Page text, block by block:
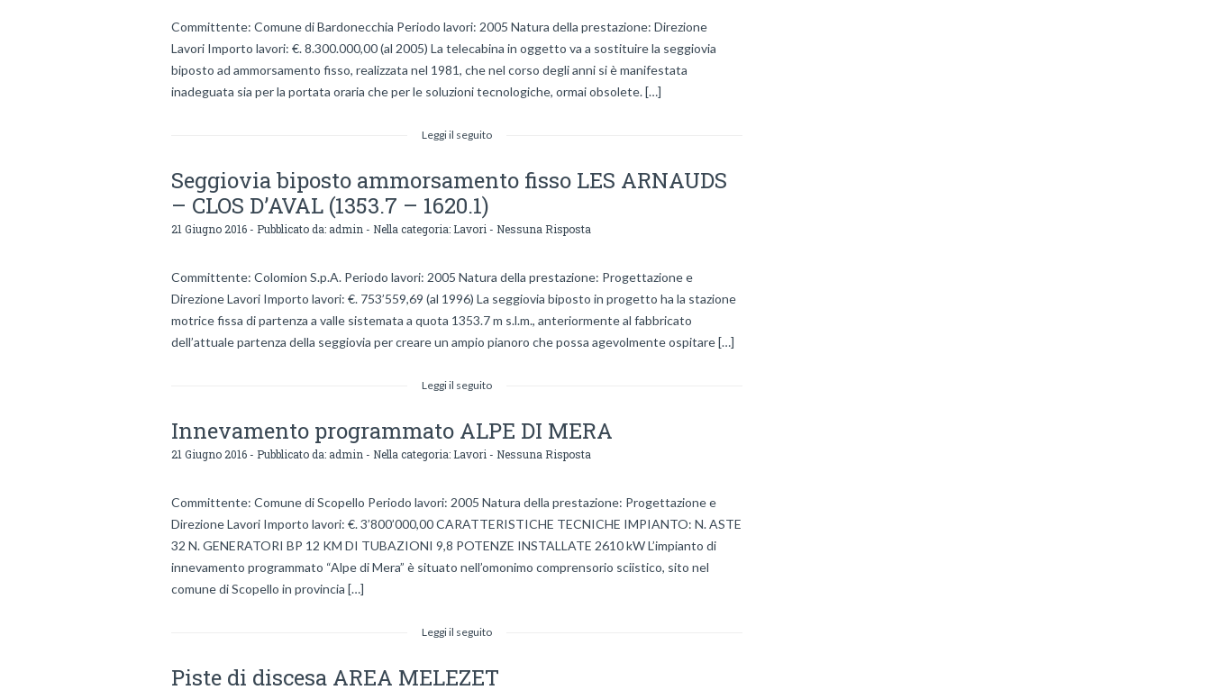
Committente: Comune di Bardonecchia Periodo lavori: 2005 Natura della prestazione: Direzione
Lavori Importo lavori: €. 8.300.000,00 (al 2005) La telecabina in oggetto va a sostituire la seggiovia
biposto ad ammorsamento fisso, realizzata nel 1981, che nel corso degli anni si è manifestata
inadeguata sia per la portata oraria che per le soluzioni tecnologiche, ormai obsolete. […]
Leggi il seguito
Seggiovia biposto ammorsamento fisso LES ARNAUDS
– CLOS D’AVAL (1353.7 – 1620.1)
21 Giugno 2016 - Pubblicato da: admin - Nella categoria: Lavori - Nessuna Risposta
Committente: Colomion S.p.A. Periodo lavori: 2005 Natura della prestazione: Progettazione e
Direzione Lavori Importo lavori: €. 753’559,69 (al 1996) La seggiovia biposto in progetto ha la stazione
motrice fissa di partenza a valle sistemata a quota 1353.7 m s.l.m., anteriormente al fabbricato
dell’attuale partenza della seggiovia per creare un ampio pianoro che possa agevolmente ospitare […]
Leggi il seguito
Innevamento programmato ALPE DI MERA
21 Giugno 2016 - Pubblicato da: admin - Nella categoria: Lavori - Nessuna Risposta
Committente: Comune di Scopello Periodo lavori: 2005 Natura della prestazione: Progettazione e
Direzione Lavori Importo lavori: €. 3’800’000,00 CARATTERISTICHE TECNICHE IMPIANTO: N. ASTE
32 N. GENERATORI BP 12 KM DI TUBAZIONI 9,8 POTENZE INSTALLATE 2610 kW L’impianto di
innevamento programmato “Alpe di Mera” è situato nell’omonimo comprensorio sciistico, sito nel
comune di Scopello in provincia […]
Leggi il seguito
Piste di discesa AREA MELEZET